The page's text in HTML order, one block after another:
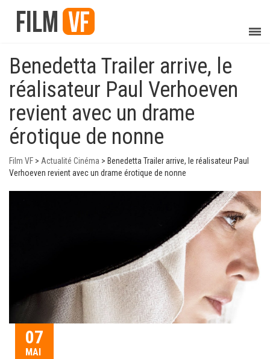
Benedetta Trailer arrive, le
réalisateur Paul Verhoeven
revient avec un drame
érotique de nonne
Film VF > Actualité Cinéma > Benedetta Trailer arrive, le réalisateur Paul
Verhoeven revient avec un drame érotique de nonne
07
MAI